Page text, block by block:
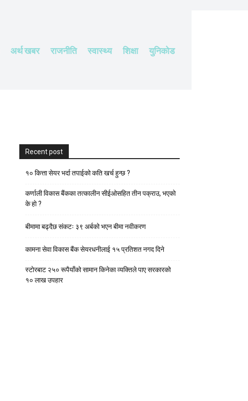
अर्थ खबर राजनीति स्वास्थ्य शिक्षा युनिकोड
Recent post
१० कित्ता सेयर भर्दा तपाईको कति खर्च हुन्छ ?
कर्णाली विकास बैंकका तत्कालीन सीईओसहित तीन पक्राउ, भएकाे
के हाे ?
बीमामा बढ्दैछ संकटः ३९ अर्बको भएन बीमा नवीकरण
कामना सेवा विकास बैंक सेयरधनीलाई १५ प्रतिशत नगद दिने
स्टाेरबाट २५० रूपैयाँको सामान किनेका व्यक्तिले पाए सरकारको
१० लाख उपहार